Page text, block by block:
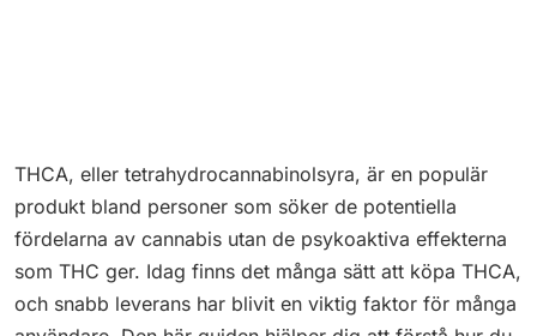
THCA, eller tetrahydrocannabinolsyra, är en populär
produkt bland personer som söker de potentiella
fördelarna av cannabis utan de psykoaktiva effekterna
som THC ger. Idag finns det många sätt att köpa THCA,
och snabb leverans har blivit en viktig faktor för många